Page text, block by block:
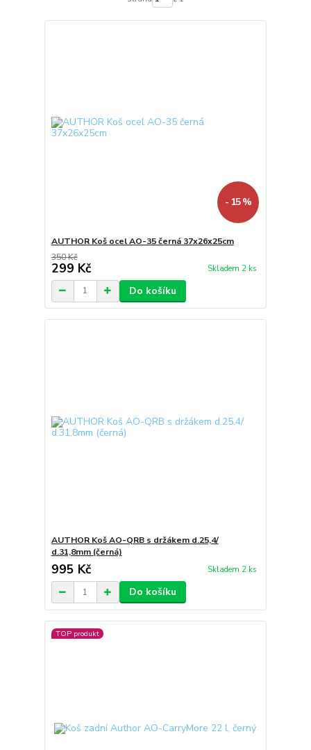
- 15 %
AUTHOR Koš ocel AO-35 černá 37x26x25cm
350 Kč
299 Kč Skladem 2 ks
Do košíku
AUTHOR Koš AO-QRB s držákem d.25,4/
d.31,8mm (černá)
995 Kč Skladem 2 ks
Do košíku
TOP produkt